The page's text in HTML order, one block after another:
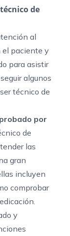
de
al
el paciente y
para asistir
algunos
técnico de
por
de
las
gran
incluyen
comprobar
y